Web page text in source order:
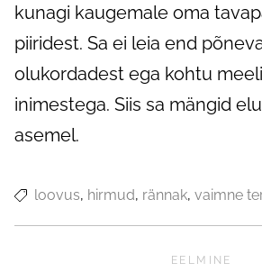
kunagi kaugemale oma
piiridest. Sa ei leia end
olukordadest ega kohtu
inimestega. Siis sa mängid
asemel.
loovus hirmud rännak vaimne
EELMINE